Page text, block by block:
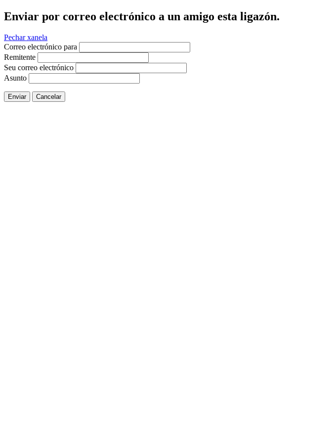
Enviar por correo electrónico a un amigo esta ligazón.
Pechar xanela
Correo electrónico para
Remitente
Seu correo electrónico
Asunto
Enviar Cancelar